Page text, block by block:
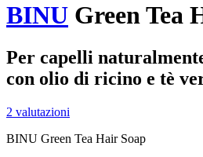
BINU Green Tea
Per capelli
con olio di ricino e tè
2 valutazioni
BINU Green Tea Hair Soap